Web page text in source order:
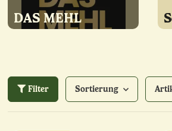
DAS MEHL
Filter Sortierung